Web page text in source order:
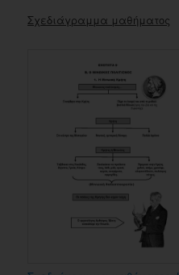
Σχεδιάγραμμα μαθήματος